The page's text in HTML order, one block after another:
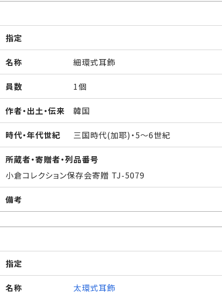
指定
名称 細環式耳飾
員数 1個
作者・出土・伝来 韓国
時代・年代世紀 三国時代(加耶)・5～6世紀
所蔵者・寄贈者・列品番号
小倉コレクション保存会寄贈 TJ-5079
備考
指定
名称 太環式耳飾